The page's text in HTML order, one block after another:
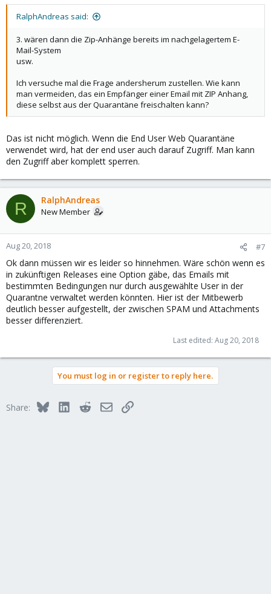
RalphAndreas said:
3. wären dann die Zip-Anhänge bereits im nachgelagertem E-
Mail-System
usw.
Ich versuche mal die Frage andersherum zustellen. Wie kann
man vermeiden, das ein Empfänger einer Email mit ZIP Anhang,
diese selbst aus der Quarantäne freischalten kann?
Das ist nicht möglich. Wenn die End User Web Quarantäne
verwendet wird, hat der end user auch darauf Zugriff. Man kann
den Zugriff aber komplett sperren.
R RalphAndreas
New Member
Aug 20, 2018 #7
Ok dann müssen wir es leider so hinnehmen. Wäre schön wenn es
in zukünftigen Releases eine Option gäbe, das Emails mit
bestimmten Bedingungen nur durch ausgewählte User in der
Quarantne verwaltet werden könnten. Hier ist der Mitbewerb
deutlich besser aufgestellt, der zwischen SPAM und Attachments
besser differenziert.
Last edited: Aug 20, 2018
You must log in or register to reply here.
Share: BlueskyLinkedInRedditEmailLink